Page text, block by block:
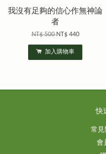
我沒有足夠的信心作無神論
者
NT$ 500NT$ 440
加入購物車
快
常見
會